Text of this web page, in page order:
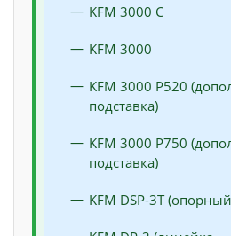
KFM 3000 C
KFM 3000
KFM 3000 P520
подставка)
KFM 3000 P750
подставка)
KFM DSP-3T